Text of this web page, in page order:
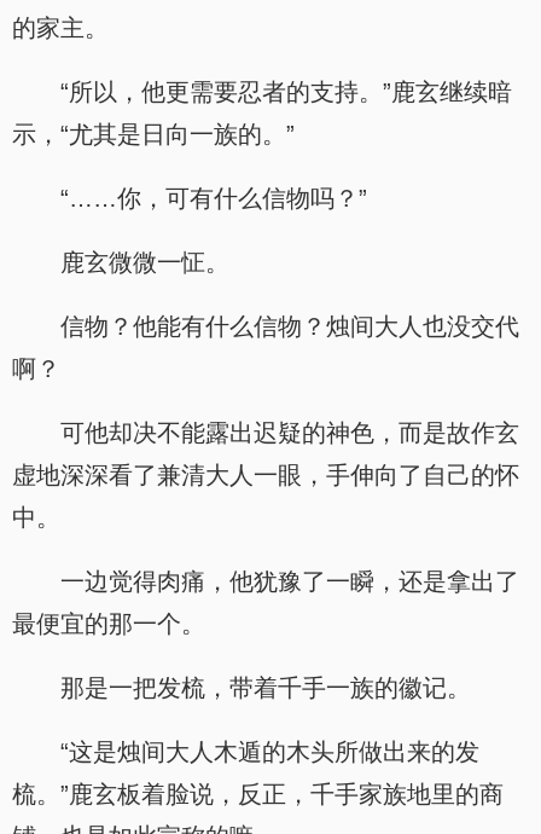
的家主。
“所以，他更需要忍者的支持。”鹿玄继续暗
示，“尤其是日向一族的。”
“……你，可有什么信物吗？”
鹿玄微微一怔。
信物？他能有什么信物？烛间大人也没交代
啊？
可他却决不能露出迟疑的神色，而是故作玄
虚地深深看了兼清大人一眼，手伸向了自己的怀
中。
一边觉得肉痛，他犹豫了一瞬，还是拿出了
最便宜的那一个。
那是一把发梳，带着千手一族的徽记。
“这是烛间大人木遁的木头所做出来的发
梳。”鹿玄板着脸说，反正，千手家族地里的商